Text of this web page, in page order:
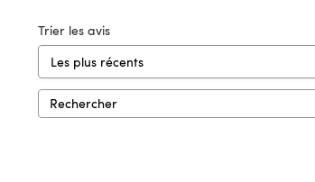
Trier les avis